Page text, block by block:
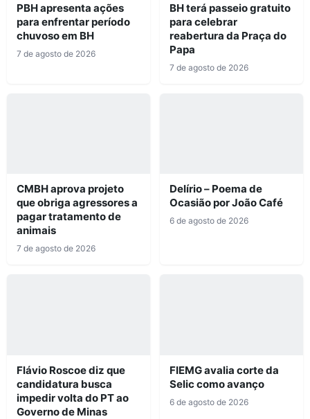
PBH apresenta ações
para enfrentar período
chuvoso em BH
7 de agosto de 2026
BH terá passeio gratuito
para celebrar
reabertura da Praça do
Papa
7 de agosto de 2026
CMBH aprova projeto
que obriga agressores a
pagar tratamento de
animais
7 de agosto de 2026
Delírio – Poema de
Ocasião por João Café
6 de agosto de 2026
Flávio Roscoe diz que
candidatura busca
impedir volta do PT ao
Governo de Minas
FIEMG avalia corte da
Selic como avanço
6 de agosto de 2026